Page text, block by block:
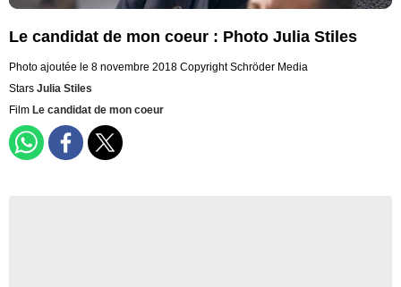
Le candidat de mon coeur : Photo Julia Stiles
Photo ajoutée le 8 novembre 2018 Copyright Schröder Media
Stars Julia Stiles
Film Le candidat de mon coeur